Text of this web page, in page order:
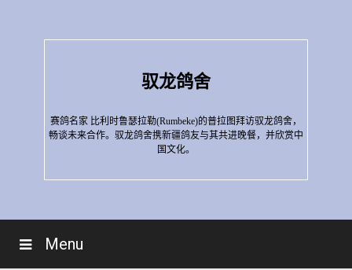
驭龙鸽舍
赛鸽名家 比利时鲁瑟拉勒(Rumbeke)的普拉图拜访驭龙鸽舍，
畅谈未来合作。驭龙鸽舍携新疆鸽友与其共进晚餐，并欣赏中
国文化。
Menu